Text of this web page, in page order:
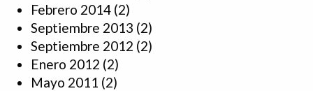
Febrero 2014 (2)
Septiembre 2013 (2)
Septiembre 2012 (2)
Enero 2012 (2)
Mayo 2011 (2)